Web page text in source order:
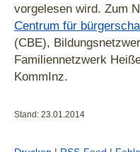
vorgelesen wird. Zum
Centrum für
(CBE),
Familiennetzwerk
KommInz.
Stand: 23.01.2014